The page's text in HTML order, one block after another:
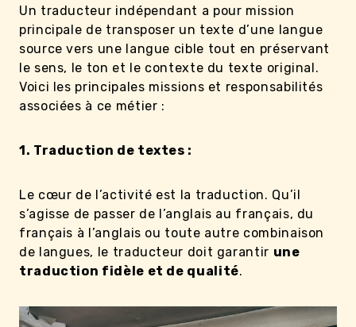
Un traducteur indépendant a pour mission
principale de transposer un texte d’une langue
source vers une langue cible tout en préservant
le sens, le ton et le contexte du texte original.
Voici les principales missions et responsabilités
associées à ce métier :
1. Traduction de textes :
Le cœur de l’activité est la traduction. Qu’il
s’agisse de passer de l’anglais au français, du
français à l’anglais ou toute autre combinaison
de langues, le traducteur doit garantir une
traduction fidèle et de qualité.